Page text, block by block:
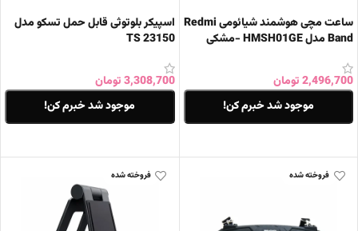
ساعت مچی هوشمند شیائومی Redmi
Band مدل HMSH01GE -مشکی
2,496,700تومان
موجود شد خبرم کن!
اسپیکر بلوتوثی قابل حمل تسکو مدل
TS 23150
3,308,700تومان
موجود شد خبرم کن!
فروخته شده فروخته شده